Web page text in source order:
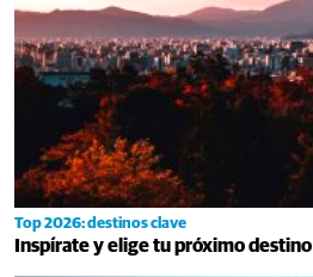
Top 2026: destinos clave
Inspírate y elige tu próximo